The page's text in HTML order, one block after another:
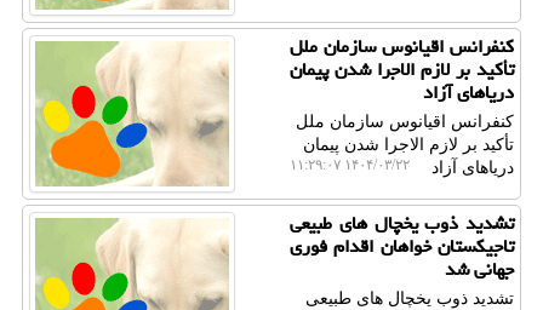
کنفرانس اقیانوس سازمان ملل
تأکید بر لازم الاجرا شدن پیمان
دریاهای آزاد
کنفرانس اقیانوس سازمان ملل
تأکید بر لازم الاجرا شدن پیمان
دریاهای آزاد
۱۴۰۴/۰۳/۲۲ ۱۱:۲۹:۰۷
تشدید ذوب یخچال های طبیعی
تاجیکستان خواهان اقدام فوری
جهانی شد
تشدید ذوب یخچال های طبیعی